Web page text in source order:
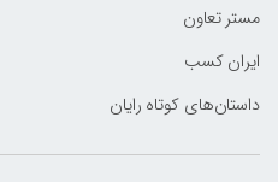
مستر تعاون
ایران کسب
داستان‌های کوتاه رایان